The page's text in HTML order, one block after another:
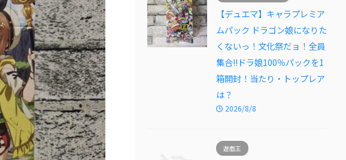
【デュエマ】キャラプレミア
ムパック ドラゴン娘になりた
くないっ！文化祭だョ！全員
集合!!ドラ娘100％パックを1
箱開封！当たり・トップレア
は？
2026/8/8
遊戯王